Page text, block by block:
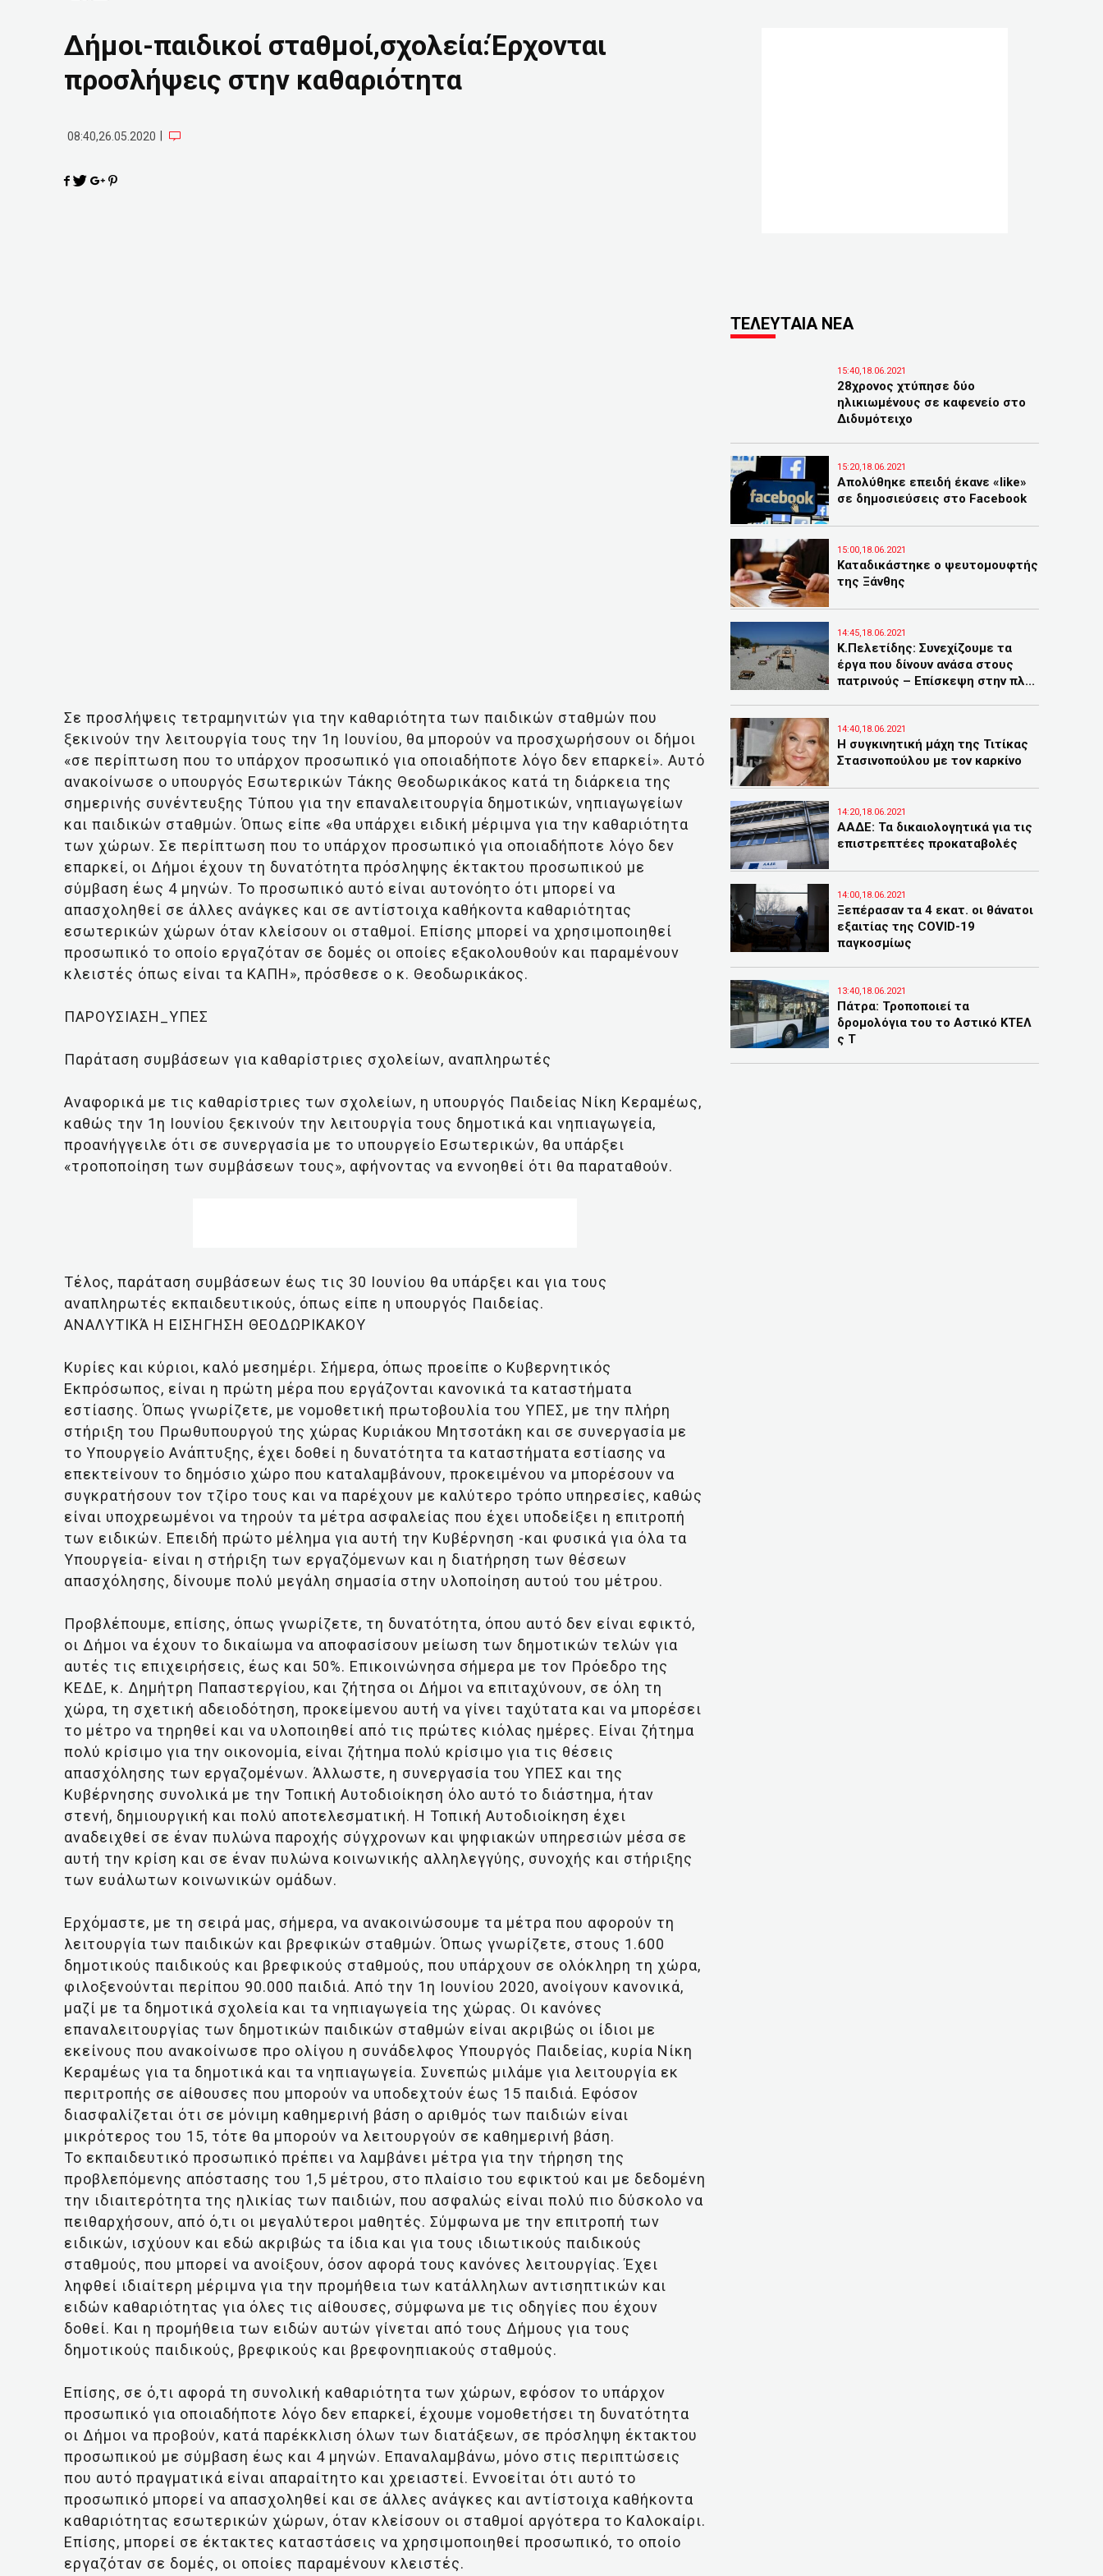
Δήμοι-παιδικοί σταθμοί,σχολεία:Έρχονται
προσλήψεις στην καθαριότητα
08:40,26.05.2020
Σε προσλήψεις τετραμηνιτών για την καθαριότητα των παιδικών σταθμών που
ξεκινούν την λειτουργία τους την 1η Ιουνίου, θα μπορούν να προσχωρήσουν οι δήμοι
«σε περίπτωση που το υπάρχον προσωπικό για οποιαδήποτε λόγο δεν επαρκεί». Αυτό
ανακοίνωσε ο υπουργός Εσωτερικών Τάκης Θεοδωρικάκος κατά τη διάρκεια της
σημερινής συνέντευξης Τύπου για την επαναλειτουργία δημοτικών, νηπιαγωγείων
και παιδικών σταθμών. Όπως είπε «θα υπάρχει ειδική μέριμνα για την καθαριότητα
των χώρων. Σε περίπτωση που το υπάρχον προσωπικό για οποιαδήποτε λόγο δεν
επαρκεί, οι Δήμοι έχουν τη δυνατότητα πρόσληψης έκτακτου προσωπικού με
σύμβαση έως 4 μηνών. Το προσωπικό αυτό είναι αυτονόητο ότι μπορεί να
απασχοληθεί σε άλλες ανάγκες και σε αντίστοιχα καθήκοντα καθαριότητας
εσωτερικών χώρων όταν κλείσουν οι σταθμοί. Επίσης μπορεί να χρησιμοποιηθεί
προσωπικό το οποίο εργαζόταν σε δομές οι οποίες εξακολουθούν και παραμένουν
κλειστές όπως είναι τα ΚΑΠΗ», πρόσθεσε ο κ. Θεοδωρικάκος.
ΠΑΡΟΥΣΙΑΣΗ_ΥΠΕΣ
Παράταση συμβάσεων για καθαρίστριες σχολείων, αναπληρωτές
Αναφορικά με τις καθαρίστριες των σχολείων, η υπουργός Παιδείας Νίκη Κεραμέως,
καθώς την 1η Ιουνίου ξεκινούν την λειτουργία τους δημοτικά και νηπιαγωγεία,
προανήγγειλε ότι σε συνεργασία με το υπουργείο Εσωτερικών, θα υπάρξει
«τροποποίηση των συμβάσεων τους», αφήνοντας να εννοηθεί ότι θα παραταθούν.
Τέλος, παράταση συμβάσεων έως τις 30 Ιουνίου θα υπάρξει και για τους
αναπληρωτές εκπαιδευτικούς, όπως είπε η υπουργός Παιδείας.
ΑΝΑΛΥΤΙΚΆ Η ΕΙΣΗΓΗΣΗ ΘΕΟΔΩΡΙΚΑΚΟΥ
Κυρίες και κύριοι, καλό μεσημέρι. Σήμερα, όπως προείπε ο Κυβερνητικός
Εκπρόσωπος, είναι η πρώτη μέρα που εργάζονται κανονικά τα καταστήματα
εστίασης. Όπως γνωρίζετε, με νομοθετική πρωτοβουλία του ΥΠΕΣ, με την πλήρη
στήριξη του Πρωθυπουργού της χώρας Κυριάκου Μητσοτάκη και σε συνεργασία με
το Υπουργείο Ανάπτυξης, έχει δοθεί η δυνατότητα τα καταστήματα εστίασης να
επεκτείνουν το δημόσιο χώρο που καταλαμβάνουν, προκειμένου να μπορέσουν να
συγκρατήσουν τον τζίρο τους και να παρέχουν με καλύτερο τρόπο υπηρεσίες, καθώς
είναι υποχρεωμένοι να τηρούν τα μέτρα ασφαλείας που έχει υποδείξει η επιτροπή
των ειδικών. Επειδή πρώτο μέλημα για αυτή την Κυβέρνηση -και φυσικά για όλα τα
Υπουργεία- είναι η στήριξη των εργαζόμενων και η διατήρηση των θέσεων
απασχόλησης, δίνουμε πολύ μεγάλη σημασία στην υλοποίηση αυτού του μέτρου.
Προβλέπουμε, επίσης, όπως γνωρίζετε, τη δυνατότητα, όπου αυτό δεν είναι εφικτό,
οι Δήμοι να έχουν το δικαίωμα να αποφασίσουν μείωση των δημοτικών τελών για
αυτές τις επιχειρήσεις, έως και 50%. Επικοινώνησα σήμερα με τον Πρόεδρο της
ΚΕΔΕ, κ. Δημήτρη Παπαστεργίου, και ζήτησα οι Δήμοι να επιταχύνουν, σε όλη τη
χώρα, τη σχετική αδειοδότηση, προκείμενου αυτή να γίνει ταχύτατα και να μπορέσει
το μέτρο να τηρηθεί και να υλοποιηθεί από τις πρώτες κιόλας ημέρες. Είναι ζήτημα
πολύ κρίσιμο για την οικονομία, είναι ζήτημα πολύ κρίσιμο για τις θέσεις
απασχόλησης των εργαζομένων. Άλλωστε, η συνεργασία του ΥΠΕΣ και της
Κυβέρνησης συνολικά με την Τοπική Αυτοδιοίκηση όλο αυτό το διάστημα, ήταν
στενή, δημιουργική και πολύ αποτελεσματική. Η Τοπική Αυτοδιοίκηση έχει
αναδειχθεί σε έναν πυλώνα παροχής σύγχρονων και ψηφιακών υπηρεσιών μέσα σε
αυτή την κρίση και σε έναν πυλώνα κοινωνικής αλληλεγγύης, συνοχής και στήριξης
των ευάλωτων κοινωνικών ομάδων.
Ερχόμαστε, με τη σειρά μας, σήμερα, να ανακοινώσουμε τα μέτρα που αφορούν τη
λειτουργία των παιδικών και βρεφικών σταθμών. Όπως γνωρίζετε, στους 1.600
δημοτικούς παιδικούς και βρεφικούς σταθμούς, που υπάρχουν σε ολόκληρη τη χώρα,
φιλοξενούνται περίπου 90.000 παιδιά. Από την 1η Ιουνίου 2020, ανοίγουν κανονικά,
μαζί με τα δημοτικά σχολεία και τα νηπιαγωγεία της χώρας. Οι κανόνες
επαναλειτουργίας των δημοτικών παιδικών σταθμών είναι ακριβώς οι ίδιοι με
εκείνους που ανακοίνωσε προ ολίγου η συνάδελφος Υπουργός Παιδείας, κυρία Νίκη
Κεραμέως για τα δημοτικά και τα νηπιαγωγεία. Συνεπώς μιλάμε για λειτουργία εκ
περιτροπής σε αίθουσες που μπορούν να υποδεχτούν έως 15 παιδιά. Εφόσον
διασφαλίζεται ότι σε μόνιμη καθημερινή βάση ο αριθμός των παιδιών είναι
μικρότερος του 15, τότε θα μπορούν να λειτουργούν σε καθημερινή βάση.
Το εκπαιδευτικό προσωπικό πρέπει να λαμβάνει μέτρα για την τήρηση της
προβλεπόμενης απόστασης του 1,5 μέτρου, στο πλαίσιο του εφικτού και με δεδομένη
την ιδιαιτερότητα της ηλικίας των παιδιών, που ασφαλώς είναι πολύ πιο δύσκολο να
πειθαρχήσουν, από ό,τι οι μεγαλύτεροι μαθητές. Σύμφωνα με την επιτροπή των
ειδικών, ισχύουν και εδώ ακριβώς τα ίδια και για τους ιδιωτικούς παιδικούς
σταθμούς, που μπορεί να ανοίξουν, όσον αφορά τους κανόνες λειτουργίας. Έχει
ληφθεί ιδιαίτερη μέριμνα για την προμήθεια των κατάλληλων αντισηπτικών και
ειδών καθαριότητας για όλες τις αίθουσες, σύμφωνα με τις οδηγίες που έχουν
δοθεί. Και η προμήθεια των ειδών αυτών γίνεται από τους Δήμους για τους
δημοτικούς παιδικούς, βρεφικούς και βρεφονηπιακούς σταθμούς.
Επίσης, σε ό,τι αφορά τη συνολική καθαριότητα των χώρων, εφόσον το υπάρχον
προσωπικό για οποιαδήποτε λόγο δεν επαρκεί, έχουμε νομοθετήσει τη δυνατότητα
οι Δήμοι να προβούν, κατά παρέκκλιση όλων των διατάξεων, σε πρόσληψη έκτακτου
προσωπικού με σύμβαση έως και 4 μηνών. Επαναλαμβάνω, μόνο στις περιπτώσεις
που αυτό πραγματικά είναι απαραίτητο και χρειαστεί. Εννοείται ότι αυτό το
προσωπικό μπορεί να απασχοληθεί και σε άλλες ανάγκες και αντίστοιχα καθήκοντα
καθαριότητας εσωτερικών χώρων, όταν κλείσουν οι σταθμοί αργότερα το Καλοκαίρι.
Επίσης, μπορεί σε έκτακτες καταστάσεις να χρησιμοποιηθεί προσωπικό, το οποίο
εργαζόταν σε δομές, οι οποίες παραμένουν κλειστές.
ΤΕΛΕΥΤΑΙΑ ΝΕΑ
15:40,18.06.2021
28χρονος χτύπησε δύο
ηλικιωμένους σε καφενείο στο
Διδυμότειχο
15:20,18.06.2021
Απολύθηκε επειδή έκανε «like»
σε δημοσιεύσεις στο Facebook
15:00,18.06.2021
Καταδικάστηκε ο ψευτομουφτής
της Ξάνθης
14:45,18.06.2021
Κ.Πελετίδης: Συνεχίζουμε τα
έργα που δίνουν ανάσα στους
πατρινούς – Επίσκεψη στην πλ...
14:40,18.06.2021
Η συγκινητική μάχη της Τιτίκας
Στασινοπούλου με τον καρκίνο
14:20,18.06.2021
ΑΑΔΕ: Τα δικαιολογητικά για τις
επιστρεπτέες προκαταβολές
14:00,18.06.2021
Ξεπέρασαν τα 4 εκατ. οι θάνατοι
εξαιτίας της COVID-19
παγκοσμίως
13:40,18.06.2021
Πάτρα: Τροποποιεί τα
δρομολόγια του το Αστικό ΚΤΕΛ
ς Τ